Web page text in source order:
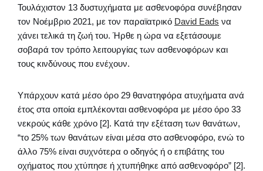
Τουλάχιστον 13 δυστυχήματα με ασθενοφόρα συνέβησαν
τον Νοέμβριο 2021, με τον παραϊατρικό David Eads να
χάνει τελικά τη ζωή του. Ήρθε η ώρα να εξετάσουμε
σοβαρά τον τρόπο λειτουργίας των ασθενοφόρων και
τους κινδύνους που ενέχουν.
Υπάρχουν κατά μέσο όρο 29 θανατηφόρα ατυχήματα ανά
έτος στα οποία εμπλέκονται ασθενοφόρα με μέσο όρο 33
νεκρούς κάθε χρόνο [2]. Κατά την εξέταση των θανάτων,
“το 25% των θανάτων είναι μέσα στο ασθενοφόρο, ενώ το
άλλο 75% είναι συχνότερα ο οδηγός ή ο επιβάτης του
οχήματος που χτύπησε ή χτυπήθηκε από ασθενοφόρο” [2].